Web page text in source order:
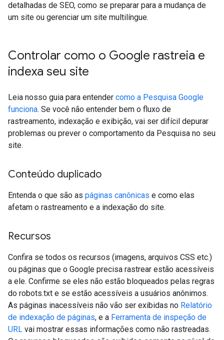
detalhadas de SEO, como se preparar para a mudança de
um site ou gerenciar um site multilíngue.
Controlar como o Google rastreia e
indexa seu site
Leia nosso guia para entender como a Pesquisa Google
funciona. Se você não entender bem o fluxo de
rastreamento, indexação e exibição, vai ser difícil depurar
problemas ou prever o comportamento da Pesquisa no seu
site.
Conteúdo duplicado
Entenda o que são as páginas canônicas e como elas
afetam o rastreamento e a indexação do site.
Recursos
Confira se todos os recursos (imagens, arquivos CSS etc.)
ou páginas que o Google precisa rastrear estão acessíveis
a ele. Confirme se eles não estão bloqueados pelas regras
do robots.txt e se estão acessíveis a usuários anônimos.
As páginas inacessíveis não vão ser exibidas no Relatório
de indexação de páginas, e a Ferramenta de inspeção de
URL vai mostrar essas informações como não rastreadas.